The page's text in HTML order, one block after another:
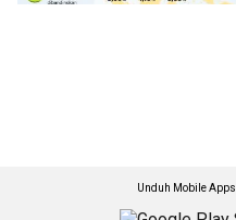
Unduh Mobile